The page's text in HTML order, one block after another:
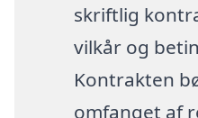
skriftlig
vilkår og
Kontrakten
omfanget af